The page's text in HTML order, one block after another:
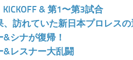
& 第1〜第3試合
訪れていた新日本プロレス
シナが復帰！
&レスナー大乱闘